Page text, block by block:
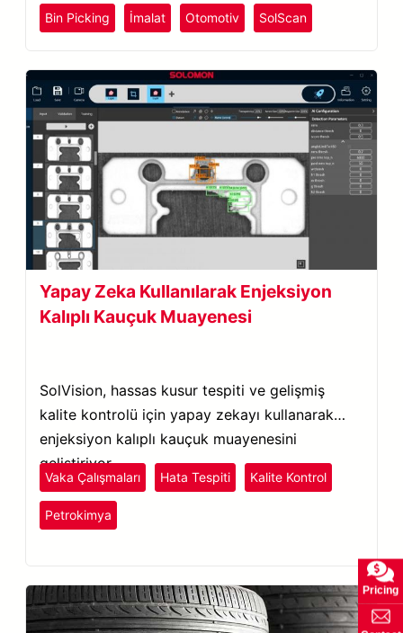
Bin Picking İmalat Otomotiv SolScan
Yapay Zeka Kullanılarak Enjeksiyon
Kalıplı Kauçuk Muayenesi
SolVision, hassas kusur tespiti ve gelişmiş
kalite kontrolü için yapay zekayı kullanarak
enjeksiyon kalıplı kauçuk muayenesini
geliştiriyor.
Vaka Çalışmaları Hata Tespiti Kalite Kontrol
Petrokimya
Pricing